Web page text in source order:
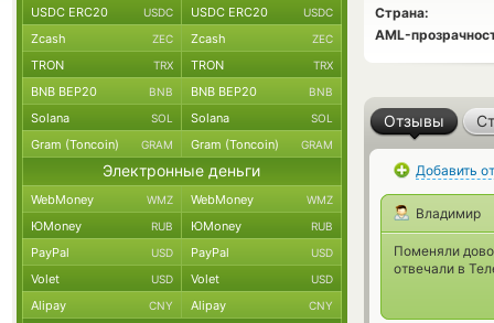
Страна:
AML-
Отзывы
Добавить
Владимир
Поменяли
отвечали в
USDC ERC20 USDC USDC ERC20 USDC
Zcash ZEC Zcash ZEC
TRON TRX TRON TRX
BNB BEP20 BNB BNB BEP20 BNB
Solana SOL Solana SOL
Gram (Toncoin) GRAM Gram (Toncoin) GRAM
Электронные деньги
WebMoney WMZ WebMoney WMZ
ЮMoney RUB ЮMoney RUB
PayPal USD PayPal USD
Volet USD Volet USD
Alipay CNY Alipay CNY